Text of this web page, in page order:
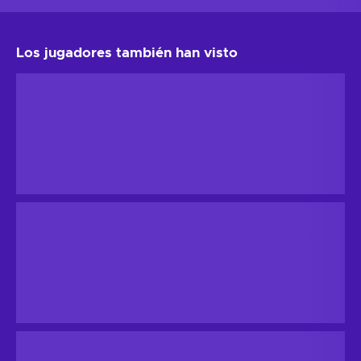
Los jugadores también han visto